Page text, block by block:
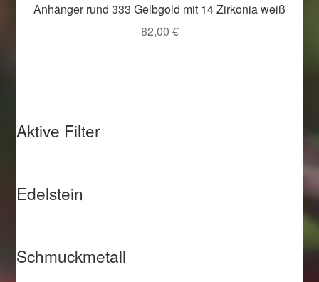
Anhänger rund 333 Gelbgold mit 14 Zirkonia weiß
82,00 €
Aktive Filter
Edelstein
Schmuckmetall